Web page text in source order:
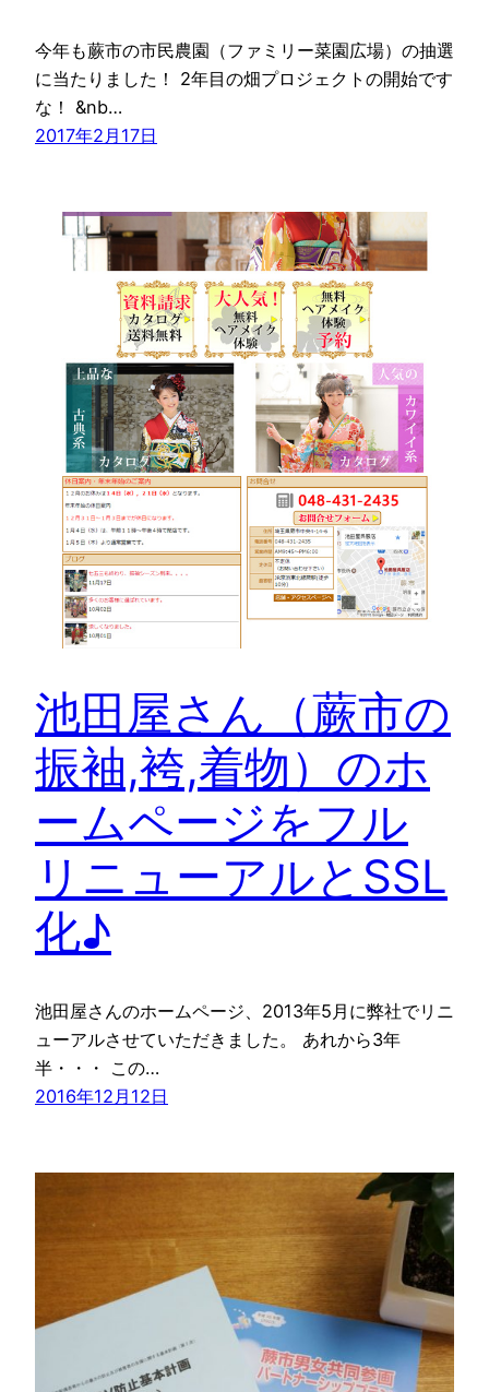
今年も蕨市の市民農園（ファミリー菜園広場）の抽選
に当たりました！ 2年目の畑プロジェクトの開始です
な！ &nb…
2017年2月17日
池田屋さん（蕨市の
振袖,袴,着物）のホ
ームページをフル
リニューアルとSSL
化♪
池田屋さんのホームページ、2013年5月に弊社でリニ
ューアルさせていただきました。 あれから3年
半・・・ この…
2016年12月12日